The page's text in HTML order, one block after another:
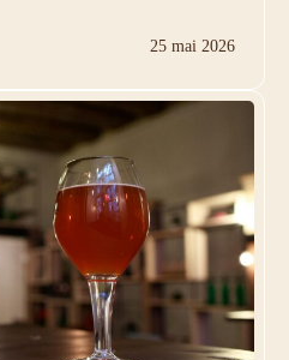
25 mai 2026